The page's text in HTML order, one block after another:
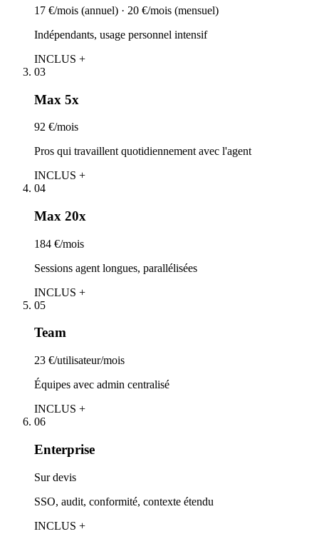
17 €/mois (annuel) · 20 €/mois (mensuel)
Indépendants, usage personnel intensif
INCLUS +
03
Max 5x
92 €/mois
Pros qui travaillent quotidiennement avec l'agent
INCLUS +
04
Max 20x
184 €/mois
Sessions agent longues, parallélisées
INCLUS +
05
Team
23 €/utilisateur/mois
Équipes avec admin centralisé
INCLUS +
06
Enterprise
Sur devis
SSO, audit, conformité, contexte étendu
INCLUS +